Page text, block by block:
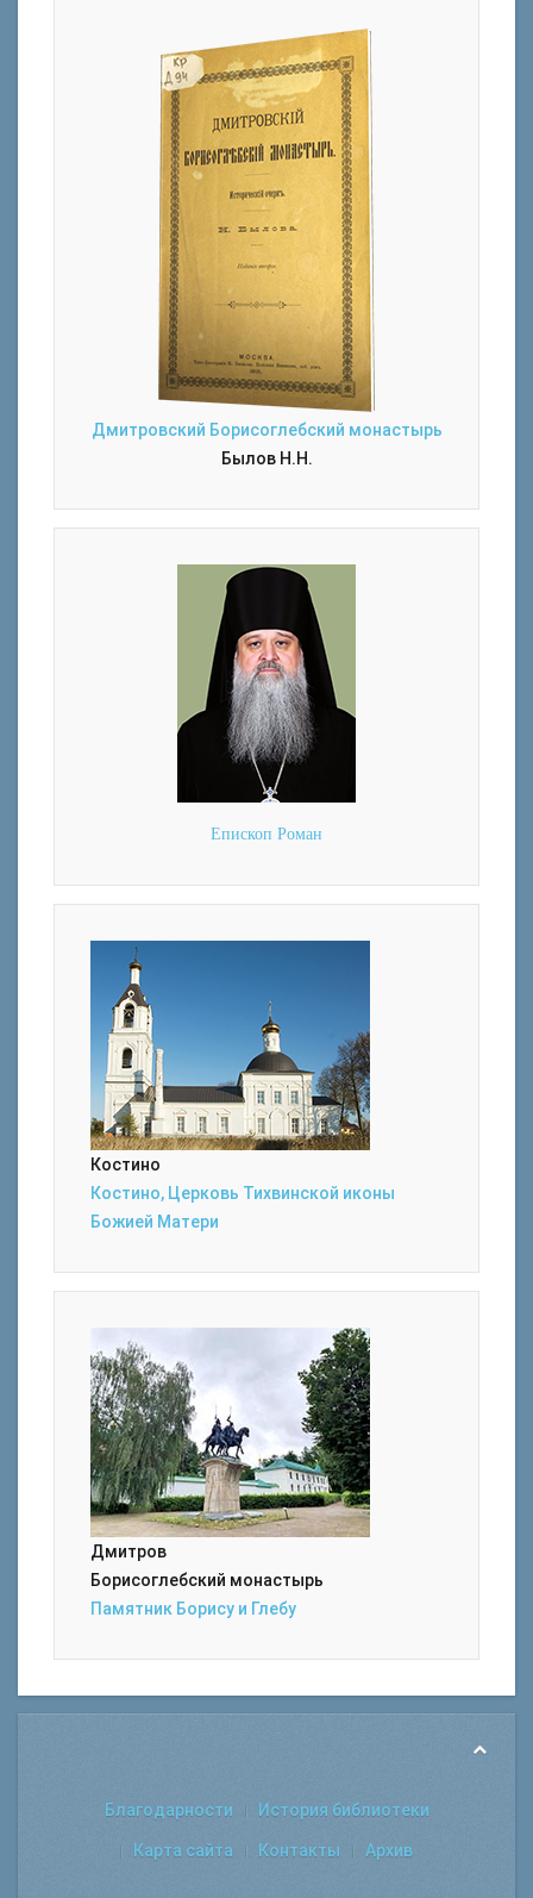
Дмитровский Борисоглебский монастырь
Былов Н.Н.
Епископ Роман
Костино
Костино, Церковь Тихвинской иконы
Божией Матери
Дмитров
Борисоглебский монастырь
Памятник Борису и Глебу
Благодарности История библиотеки
Карта сайта Контакты Архив